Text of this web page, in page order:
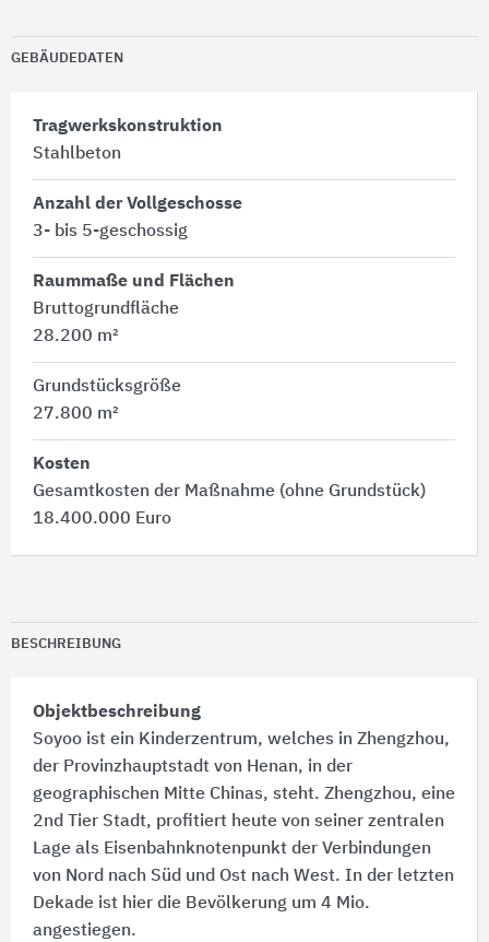
GEBÄUDEDATEN
Tragwerkskonstruktion
Stahlbeton
Anzahl der Vollgeschosse
3- bis 5-geschossig
Raummaße und Flächen
Bruttogrundfläche
28.200 m²
Grundstücksgröße
27.800 m²
Kosten
Gesamtkosten der Maßnahme (ohne Grundstück)
18.400.000 Euro
BESCHREIBUNG
Objektbeschreibung
Soyoo ist ein Kinderzentrum, welches in Zhengzhou,
der Provinzhauptstadt von Henan, in der
geographischen Mitte Chinas, steht. Zhengzhou, eine
2nd Tier Stadt, profitiert heute von seiner zentralen
Lage als Eisenbahnknotenpunkt der Verbindungen
von Nord nach Süd und Ost nach West. In der letzten
Dekade ist hier die Bevölkerung um 4 Mio.
angestiegen.